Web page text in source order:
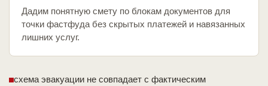
Дадим понятную смету по блокам документов для
точки фастфуда без скрытых платежей и навязанных
лишних услуг.
схема эвакуации не совпадает с фактическим